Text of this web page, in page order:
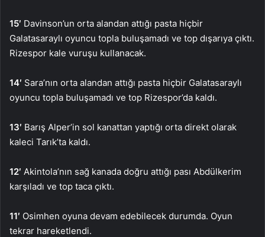
15′ Davinson’un orta alandan attığı pasta hiçbir
Galatasaraylı oyuncu topla buluşamadı ve top dışarıya çıktı.
Rizespor kale vuruşu kullanacak.
14′ Sara’nın orta alandan attığı pasta hiçbir Galatasaraylı
oyuncu topla buluşamadı ve top Rizespor’da kaldı.
13′ Barış Alper’in sol kanattan yaptığı orta direkt olarak
kaleci Tarık’ta kaldı.
12′ Akintola’nın sağ kanada doğru attığı pası Abdülkerim
karşıladı ve top taca çıktı.
11′ Osimhen oyuna devam edebilecek durumda. Oyun
tekrar hareketlendi.